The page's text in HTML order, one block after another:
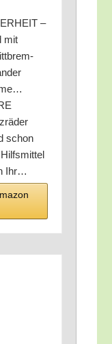
–
mit
schon
Ihr…